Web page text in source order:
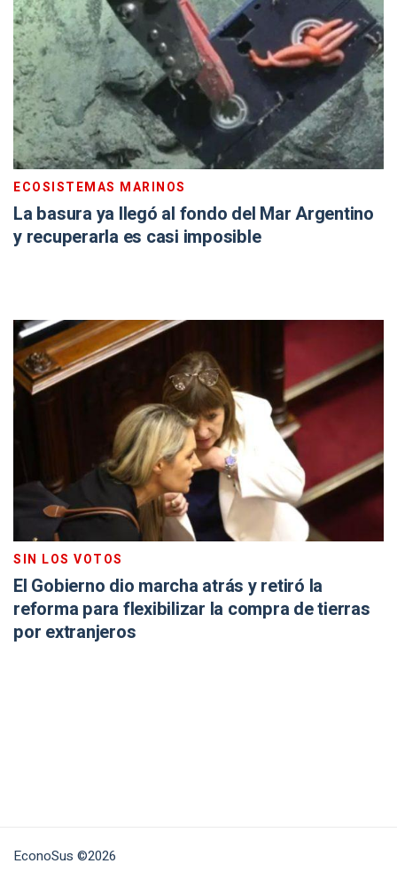
ECOSISTEMAS MARINOS
La basura ya llegó al fondo del Mar Argentino
y recuperarla es casi imposible
SIN LOS VOTOS
El Gobierno dio marcha atrás y retiró la
reforma para flexibilizar la compra de tierras
por extranjeros
EconoSus ©2026